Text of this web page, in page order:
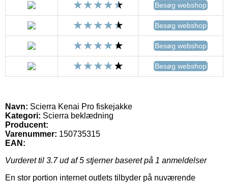
Besøg webshop
Besøg webshop
Besøg webshop
Besøg webshop
Navn: Scierra Kenai Pro fiskejakke
Kategori: Scierra beklædning
Producent:
Varenummer: 150735315
EAN:
Vurderet til 3.7ud af 5 stjerner baseret på 1 anmeldelser
En stor portion internet outlets tilbyder på nuværende